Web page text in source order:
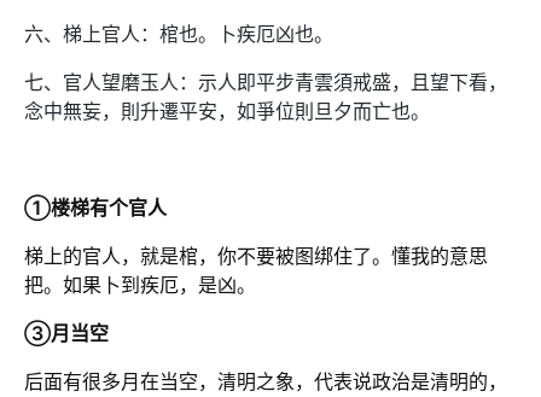
六、梯上官人：棺也。卜疾厄凶也。
七、官人望磨玉人：示人即平步青雲須戒盛，且望下看，
念中無妄，則升遷平安，如爭位則旦夕而亡也。
①楼梯有个官人
梯上的官人，就是棺，你不要被图绑住了。懂我的意思
把。如果卜到疾厄，是凶。
③月当空
后面有很多月在当空，清明之象，代表说政治是清明的，